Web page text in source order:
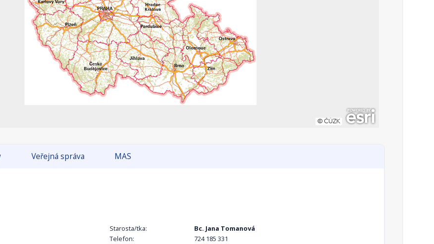
Veřejná správa MAS
Starosta/tka:
Bc. Jana Tomanová
Telefon:
724 185 331